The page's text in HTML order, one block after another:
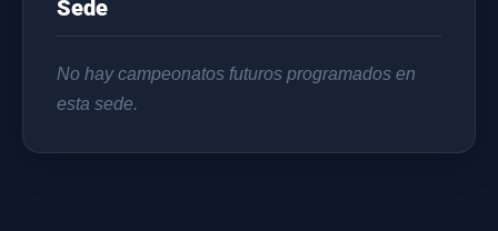
Sede
No hay campeonatos futuros programados en
esta sede.